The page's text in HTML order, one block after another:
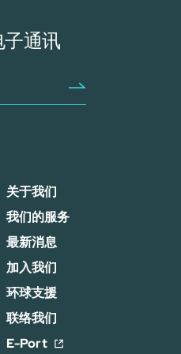
通讯
关于我们
我们的服务
最新消息
加入我们
环球支援
联络我们
E-Port